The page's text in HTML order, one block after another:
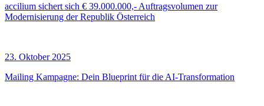
accilium sichert sich € 39.000.000,- Auftragsvolumen zur
Modernisierung der Republik Österreich
23. Oktober 2025
Mailing Kampagne: Dein Blueprint für die AI-Transformation